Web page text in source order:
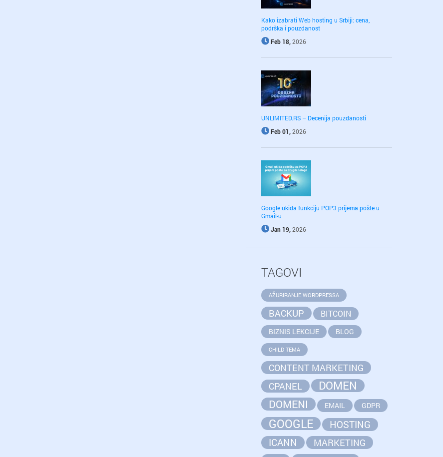
Kako izabrati Web hosting u Srbiji: cena,
podrška i pouzdanost
Feb 18, 2026
UNLIMITED.RS – Decenija pouzdanosti
Feb 01, 2026
Google ukida funkciju POP3 prijema pošte u
Gmail-u
Jan 19, 2026
TAGOVI
AŽURIRANJE WORDPRESSA
BACKUP BITCOIN
BIZNIS LEKCIJE BLOG
CHILD TEMA
CONTENT MARKETING
CPANEL
DOMEN
DOMENI EMAIL GDPR
GOOGLE
HOSTING
ICANN
MARKETING